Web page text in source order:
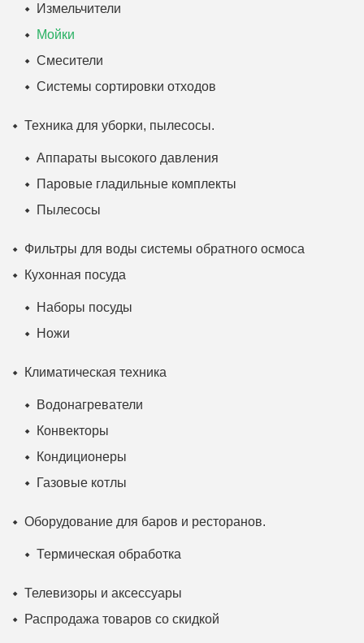
Измельчители
Мойки
Смесители
Системы сортировки отходов
Техника для уборки, пылесосы.
Аппараты высокого давления
Паровые гладильные комплекты
Пылесосы
Фильтры для воды системы обратного осмоса
Кухонная посуда
Наборы посуды
Ножи
Климатическая техника
Водонагреватели
Конвекторы
Кондиционеры
Газовые котлы
Оборудование для баров и ресторанов.
Термическая обработка
Телевизоры и аксессуары
Распродажа товаров со скидкой